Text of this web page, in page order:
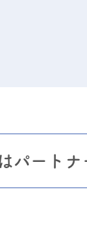
パート